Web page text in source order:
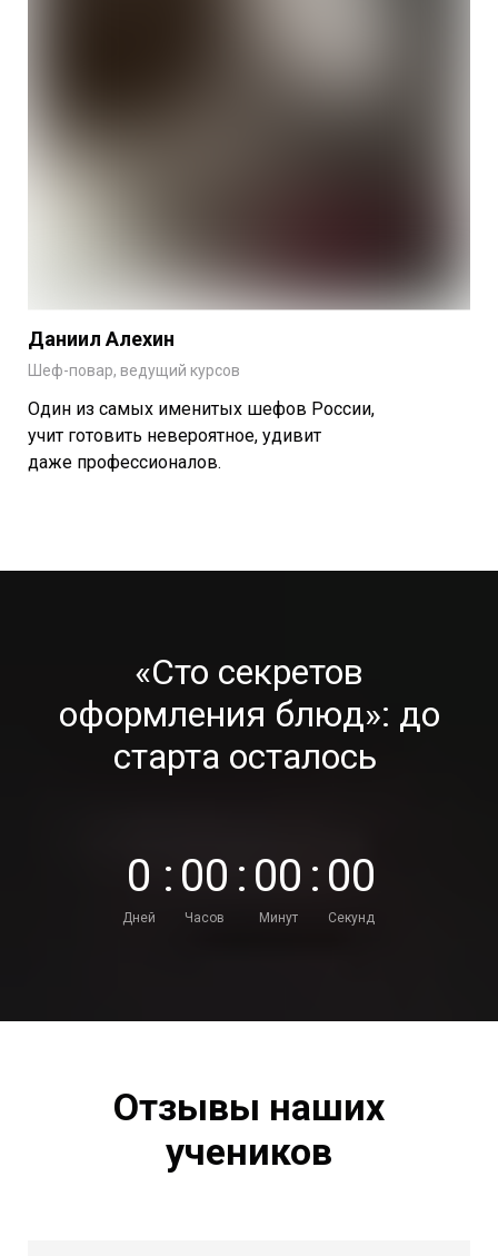
Даниил Алехин
Шеф-повар, ведущий курсов
Один из самых именитых шефов России,
учит готовить невероятное, удивит
даже профессионалов.
«Сто секретов
оформления блюд»: до
старта осталось
0
Дней
: 00
Часов
: 00
Минут
: 00
Секунд
Отзывы наших
учеников